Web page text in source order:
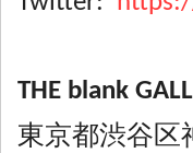
THE blank
東京都渋谷